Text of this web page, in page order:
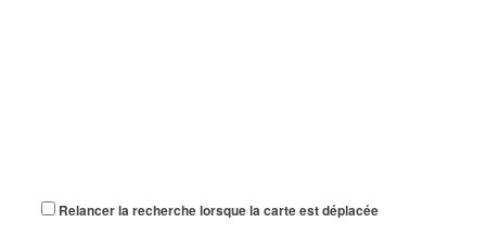
Relancer la recherche lorsque la carte est déplacée